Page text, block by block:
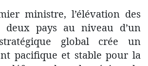
ministre, l’élévation des
deux pays au niveau d’un
global crée un
pacifique et stable pour la